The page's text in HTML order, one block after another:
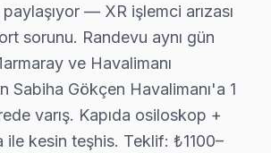
Fiyatı: ₺1,500 - ₺3,000 arası.
Model Serisi: Sony KDL-55W800C.
Belirtisi: Cihazın donması veya cevap
güncellemeleri eksik
paylaşıyor — XR işlemci arızası
sorunu. Randevu aynı gün
ve Havalimanı
Sabiha Gökçen Havalimanı'a 1
varış. Kapıda osiloskop +
ile kesin teşhis. Teklif: ₺1100–